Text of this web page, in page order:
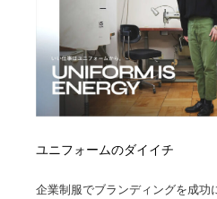
ユニフォームのダイイチ
企業制服でブランディングを成功